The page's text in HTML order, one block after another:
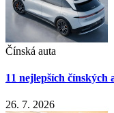
Čínská auta
11 nejlepších
26. 7. 2026